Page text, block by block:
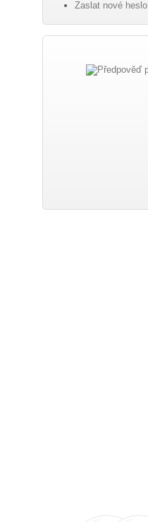
Zaslat nové heslo